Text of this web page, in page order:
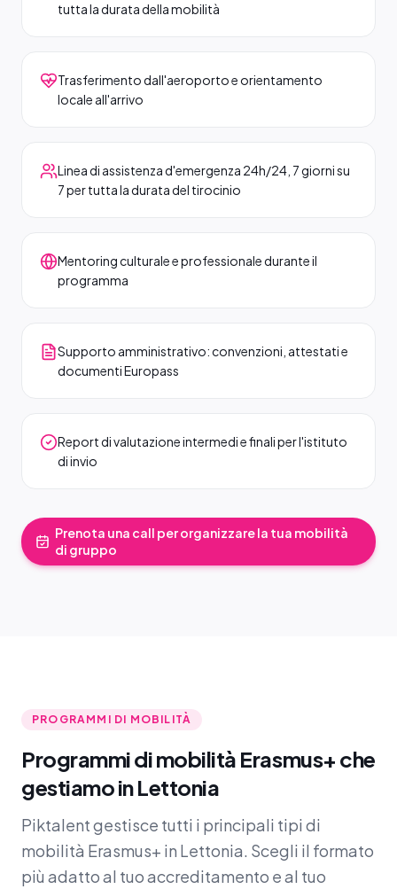
tutta la durata della mobilità
Trasferimento dall'aeroporto e orientamento
locale all'arrivo
Linea di assistenza d'emergenza 24h/24, 7 giorni su
7 per tutta la durata del tirocinio
Mentoring culturale e professionale durante il
programma
Supporto amministrativo: convenzioni, attestati e
documenti Europass
Report di valutazione intermedi e finali per l'istituto
di invio
Prenota una call per organizzare la tua mobilità
di gruppo
PROGRAMMI DI MOBILITÀ
Programmi di mobilità Erasmus+ che
gestiamo in Lettonia
Piktalent gestisce tutti i principali tipi di
mobilità Erasmus+ in Lettonia. Scegli il formato
più adatto al tuo accreditamento e al tuo